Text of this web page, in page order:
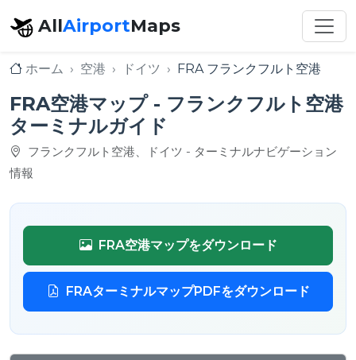
AllAirportMaps
ホーム 空港 ドイツ FRA フランクフルト空港
FRA空港マップ - フランクフルト空港
ターミナルガイド
フランクフルト空港、ドイツ - ターミナルナビゲーション
情報
FRA空港マップをダウンロード
FRAターミナルマップPDFをダウンロード